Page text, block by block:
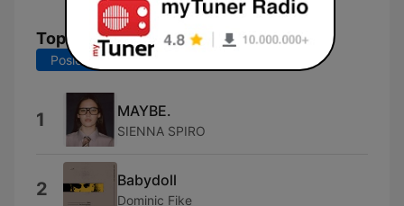
Top skladby
Posledních 7 dní
1 MAYBE.
SIENNA SPIRO
2 Babydoll
Dominic Fike